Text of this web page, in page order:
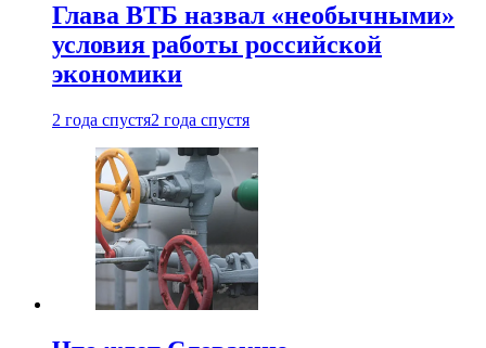
Глава ВТБ назвал «необычными»
условия работы российской
экономики
2 года спустя2 года спустя